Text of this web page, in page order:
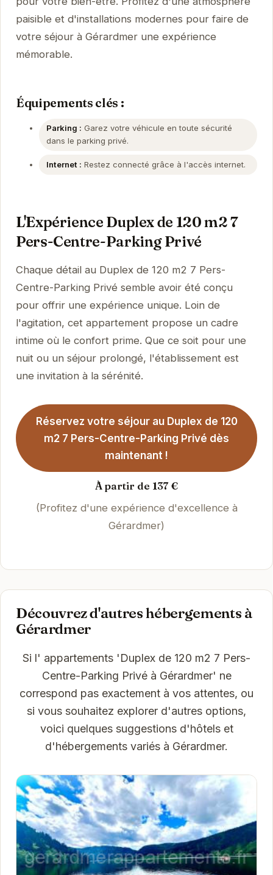
paisible et d'installations modernes pour faire de
votre séjour à Gérardmer une expérience
mémorable.
Équipements clés :
Parking : Garez votre véhicule en toute sécurité
dans le parking privé.
Internet : Restez connecté grâce à l'accès internet.
L'Expérience Duplex de 120 m2 7
Pers-Centre-Parking Privé
Chaque détail au Duplex de 120 m2 7 Pers-
Centre-Parking Privé semble avoir été conçu
pour offrir une expérience unique. Loin de
l'agitation, cet appartement propose un cadre
intime où le confort prime. Que ce soit pour une
nuit ou un séjour prolongé, l'établissement est
une invitation à la sérénité.
Réservez votre séjour au Duplex de 120
m2 7 Pers-Centre-Parking Privé dès
maintenant !
À partir de 137 €
(Profitez d'une expérience d'excellence à
Gérardmer)
Découvrez d'autres hébergements à
Gérardmer
Si l' appartements 'Duplex de 120 m2 7 Pers-
Centre-Parking Privé à Gérardmer' ne
correspond pas exactement à vos attentes, ou
si vous souhaitez explorer d'autres options,
voici quelques suggestions d'hôtels et
d'hébergements variés à Gérardmer.